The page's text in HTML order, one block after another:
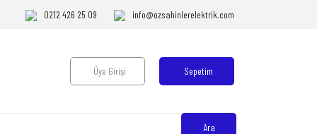
0212 426 25 09 info@ozsahinlerelektrik.com
Üye Girişi Sepetim
Ara